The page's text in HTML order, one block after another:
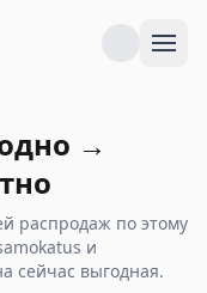
→
распродаж по этому
и
сейчас выгодная.